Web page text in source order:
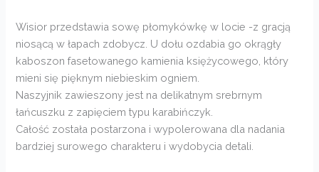
Wisior przedstawia sowę płomykówkę w locie -z gracją
niosącą w łapach zdobycz. U dołu ozdabia go okrągły
kaboszon fasetowanego kamienia księżycowego, który
mieni się pięknym niebieskim ogniem.
Naszyjnik zawieszony jest na delikatnym srebrnym
łańcuszku z zapięciem typu karabińczyk.
Całość została postarzona i wypolerowana dla nadania
bardziej surowego charakteru i wydobycia detali.